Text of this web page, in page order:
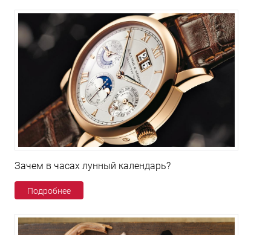
Зачем в часах лунный календарь?
Подробнее